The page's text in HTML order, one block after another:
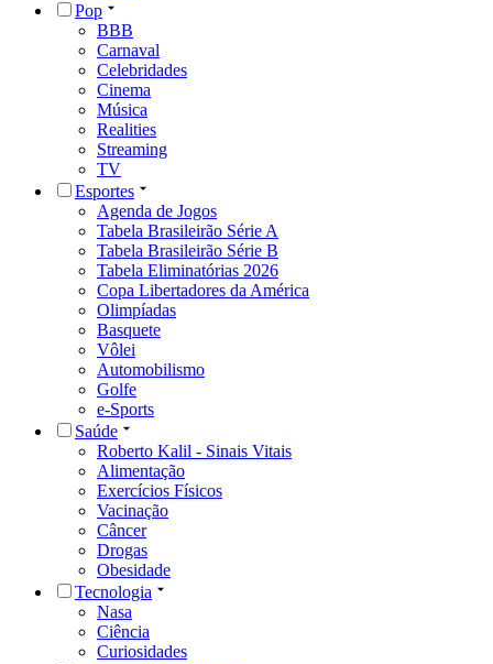
Pop
BBB
Carnaval
Celebridades
Cinema
Música
Realities
Streaming
TV
Esportes
Agenda de Jogos
Tabela Brasileirão Série A
Tabela Brasileirão Série B
Tabela Eliminatórias 2026
Copa Libertadores da América
Olimpíadas
Basquete
Vôlei
Automobilismo
Golfe
e-Sports
Saúde
Roberto Kalil - Sinais Vitais
Alimentação
Exercícios Físicos
Vacinação
Câncer
Drogas
Obesidade
Tecnologia
Nasa
Ciência
Curiosidades